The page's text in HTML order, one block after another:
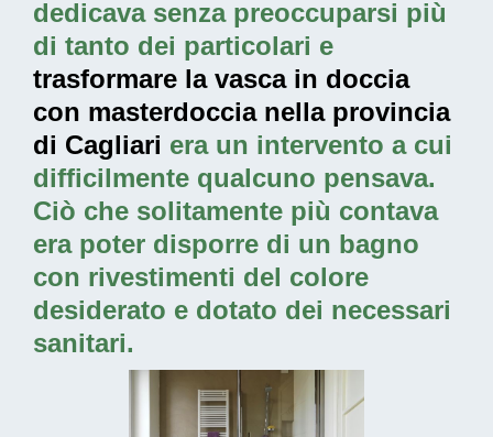
dedicava senza preoccuparsi più
di tanto dei particolari e
trasformare la vasca in doccia
con masterdoccia nella provincia
di Cagliari era un intervento a cui
difficilmente qualcuno pensava.
Ciò che solitamente più contava
era poter disporre di un bagno
con rivestimenti del colore
desiderato e dotato dei necessari
sanitari.